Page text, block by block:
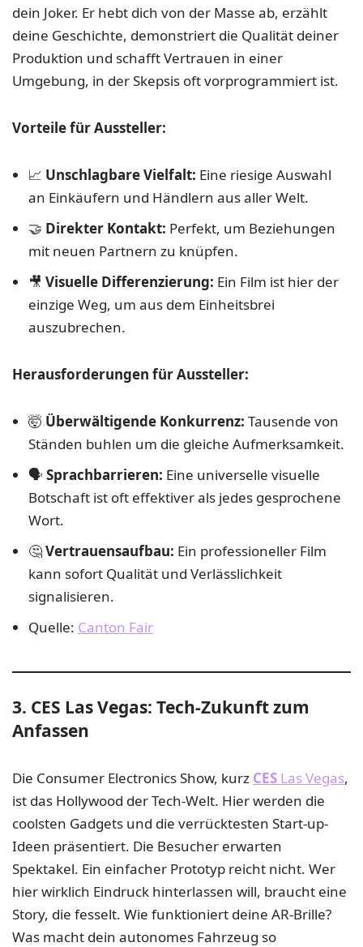
dein Joker. Er hebt dich von der Masse ab, erzählt
deine Geschichte, demonstriert die Qualität deiner
Produktion und schafft Vertrauen in einer
Umgebung, in der Skepsis oft vorprogrammiert ist.
Vorteile für Aussteller:
📈 Unschlagbare Vielfalt: Eine riesige Auswahl
an Einkäufern und Händlern aus aller Welt.
🤝 Direkter Kontakt: Perfekt, um Beziehungen
mit neuen Partnern zu knüpfen.
🎥 Visuelle Differenzierung: Ein Film ist hier der
einzige Weg, um aus dem Einheitsbrei
auszubrechen.
Herausforderungen für Aussteller:
🤯 Überwältigende Konkurrenz: Tausende von
Ständen buhlen um die gleiche Aufmerksamkeit.
🗣️Sprachbarrieren: Eine universelle visuelle
Botschaft ist oft effektiver als jedes gesprochene
Wort.
🤔Vertrauensaufbau: Ein professioneller Film
kann sofort Qualität und Verlässlichkeit
signalisieren.
Quelle: Canton Fair
3. CES Las Vegas: Tech-Zukunft zum
Anfassen
Die Consumer Electronics Show, kurz CES Las Vegas,
ist das Hollywood der Tech-Welt. Hier werden die
coolsten Gadgets und die verrücktesten Start-up-
Ideen präsentiert. Die Besucher erwarten
Spektakel. Ein einfacher Prototyp reicht nicht. Wer
hier wirklich Eindruck hinterlassen will, braucht eine
Story, die fesselt. Wie funktioniert deine AR-Brille?
Was macht dein autonomes Fahrzeug so